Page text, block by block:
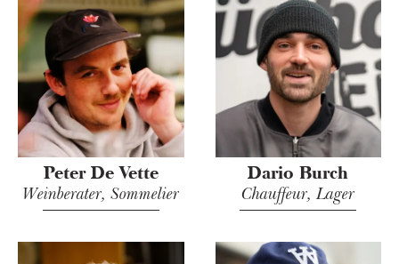
Peter De Vette
Weinberater, Sommelier
Dario Burch
Chauffeur, Lager